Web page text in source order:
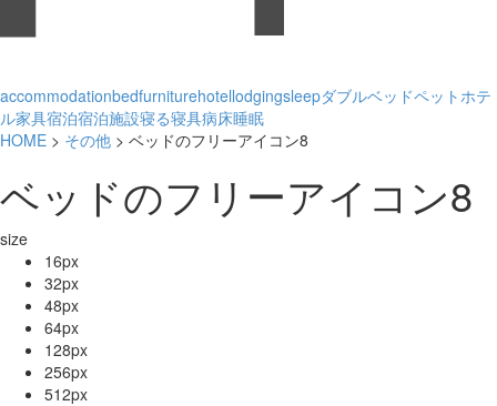
accommodationbedfurniturehotellodgingsleepダブルベッドペットホテ
ル家具宿泊宿泊施設寝る寝具病床睡眠
HOME > その他 > ベッドのフリーアイコン8
ベッドのフリーアイコン8
size
16px
32px
48px
64px
128px
256px
512px